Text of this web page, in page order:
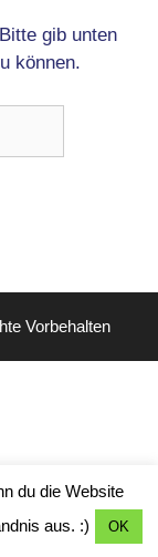
gib unten
können.
Vorbehalten
du die Website
aus. :)
OK